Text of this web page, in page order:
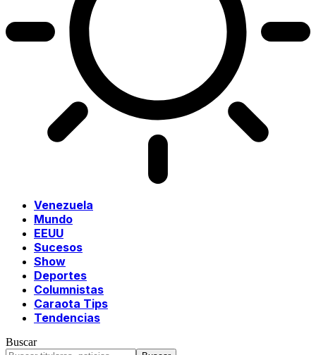
Venezuela
Mundo
EEUU
Sucesos
Show
Deportes
Columnistas
Caraota Tips
Tendencias
Buscar